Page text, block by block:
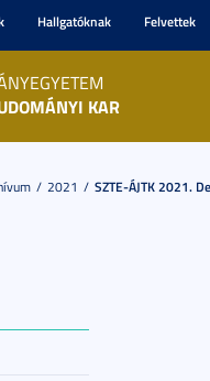
Hallgatóknak Felvettek
KAR
2021 SZTE-ÁJTK 2021.